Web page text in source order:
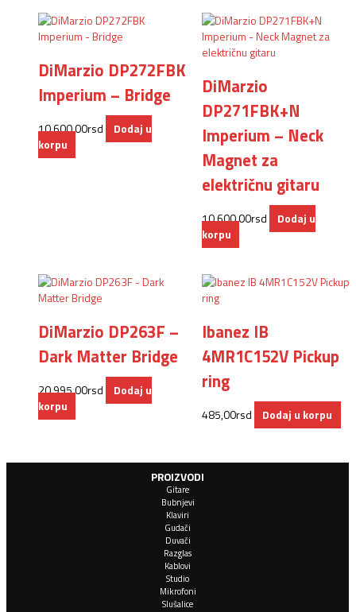
DiMarzio DP272FBK
Imperium – Bridge
10.600,00rsd
Dodaj u
korpu
DiMarzio
DP271FBK+N
Imperium – Neck
Magnet za
električnu gitaru
10.600,00rsd
Dodaj u
korpu
DiMarzio DP263F –
Dark Matter Bridge
20.995,00rsd
Dodaj u
korpu
Ibanez IB
4MR1C152V Pickup
ring
485,00rsd Dodaj u korpu
PROIZVODI
Gitare
Bubnjevi
Klaviri
Gudači
Duvači
Razglas
Kablovi
Studio
Mikrofoni
Slušalice